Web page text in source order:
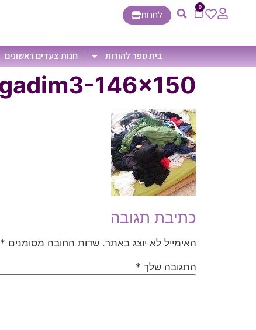
0
לחנות
בית ספר להורות חנות צעדים ראשונים
146×150
כתיבת תגובה
האימייל לא יוצג באתר. שדות החובה מסומנים *
התגובה שלך *